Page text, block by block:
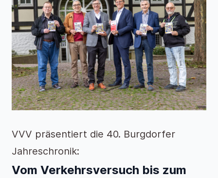
VVV präsentiert die 40. Burgdorfer
Jahreschronik:
Vom Verkehrsversuch bis zum